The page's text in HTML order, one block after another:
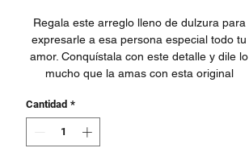
Regala este arreglo lleno de dulzura para
expresarle a esa persona especial todo tu
amor. Conquístala con este detalle y dile lo
mucho que la amas con esta original
Cantidad *